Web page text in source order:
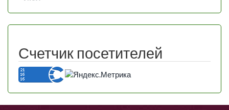
Счетчик посетителей